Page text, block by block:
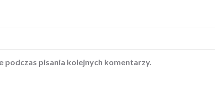
podczas pisania kolejnych komentarzy.